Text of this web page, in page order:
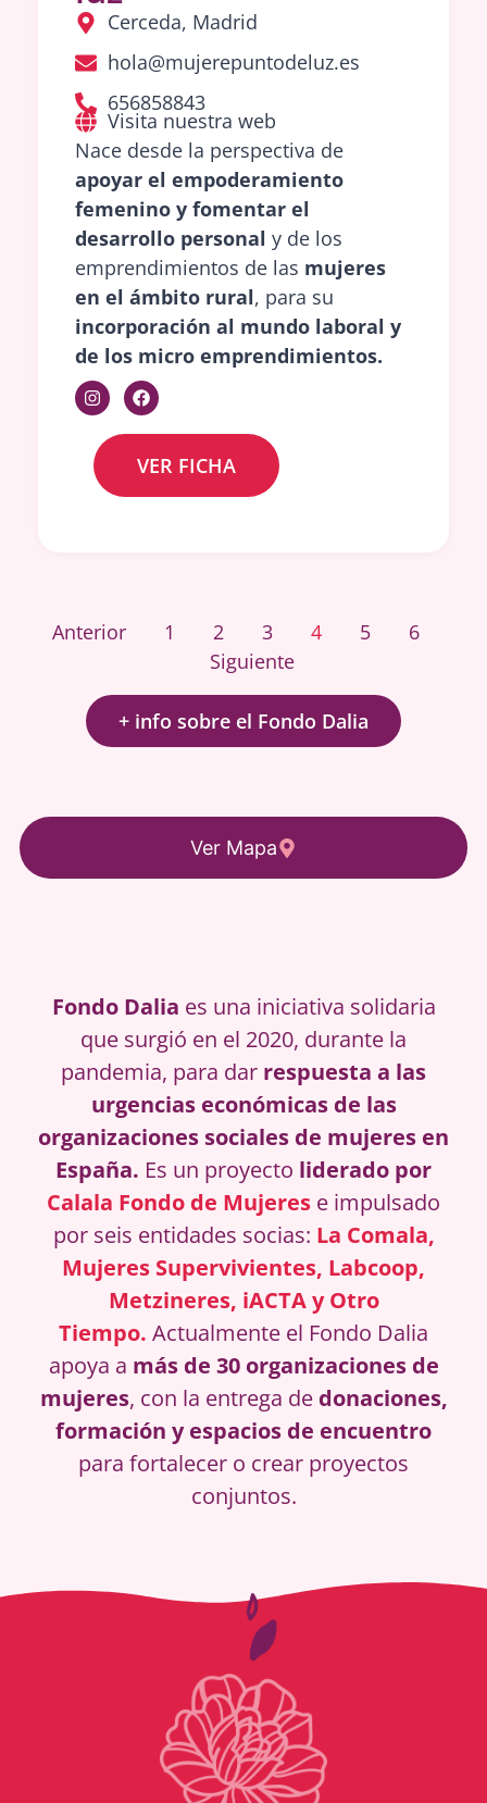
Ver Mapa
Cerceda, Madrid
hola@mujerepuntodeluz.es
656858843
Visita nuestra web
Nace desde la perspectiva de
apoyar el empoderamiento
femenino y fomentar el
desarrollo personal y de los
emprendimientos de las mujeres
en el ámbito rural, para su
incorporación al mundo laboral y
de los micro emprendimientos.
VER FICHA
Anterior 1 2 3 4 5
6
Siguiente
+ info sobre el Fondo Dalia
Fondo Dalia es una iniciativa solidaria
que surgió en el 2020, durante la
pandemia, para dar respuesta a las
urgencias económicas de las
organizaciones sociales de mujeres en
España. Es un proyecto liderado por
Calala Fondo de Mujeres e impulsado
por seis entidades socias: La Comala,
Mujeres Supervivientes, Labcoop,
Metzineres, iACTAyOtro
Tiempo. Actualmente el Fondo Dalia
apoya a más de 30 organizaciones de
mujeres, con la entrega de donaciones,
formación y espacios de encuentro
para fortalecer o crear proyectos
conjuntos.